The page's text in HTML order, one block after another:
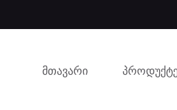
მთავარი